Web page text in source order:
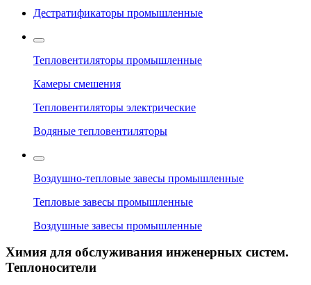
Дестратификаторы промышленные
Тепловентиляторы промышленные
Камеры смешения
Тепловентиляторы электрические
Водяные тепловентиляторы
Воздушно-тепловые завесы промышленные
Тепловые завесы промышленные
Воздушные завесы промышленные
Химия для обслуживания инженерных систем.
Теплоносители